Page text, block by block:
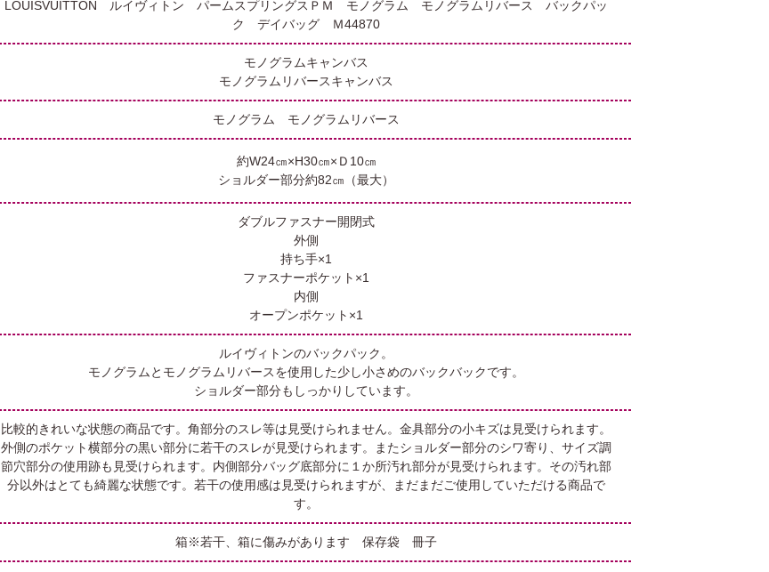
LOUISVUITTON ルイヴィトン パームスプリングスＰＭ モノグラム モノグラムリバース バックパッ
ク デイバッグ Ｍ44870
モノグラムキャンバス
モノグラムリバースキャンバス
モノグラム モノグラムリバース
約W24㎝×H30㎝×Ｄ10㎝
ショルダー部分約82㎝（最大）
ダブルファスナー開閉式
外側
持ち手×1
ファスナーポケット×1
内側
オープンポケット×1
ルイヴィトンのバックパック。
モノグラムとモノグラムリバースを使用した少し小さめのバックバックです。
ショルダー部分もしっかりしています。
比較的きれいな状態の商品です。角部分のスレ等は見受けられません。金具部分の小キズは見受けられます。
外側のポケット横部分の黒い部分に若干のスレが見受けられます。またショルダー部分のシワ寄り、サイズ調
節穴部分の使用跡も見受けられます。内側部分バッグ底部分に１か所汚れ部分が見受けられます。その汚れ部
分以外はとても綺麗な状態です。若干の使用感は見受けられますが、まだまだご使用していただける商品で
す。
箱※若干、箱に傷みがあります 保存袋 冊子